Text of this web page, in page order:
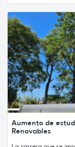
Aumento de
Renovables